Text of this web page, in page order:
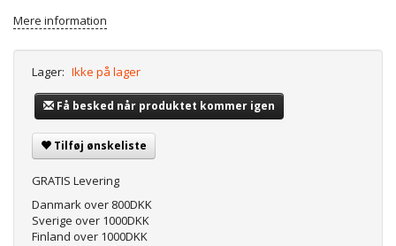
Mere information
Lager: Ikke på lager
Få besked når produktet kommer igen
Tilføj ønskeliste
GRATIS Levering
Danmark over 800DKK
Sverige over 1000DKK
Finland over 1000DKK